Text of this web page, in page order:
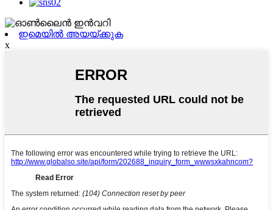
ഇമെയിൽ അയയ്ക്കുക
x